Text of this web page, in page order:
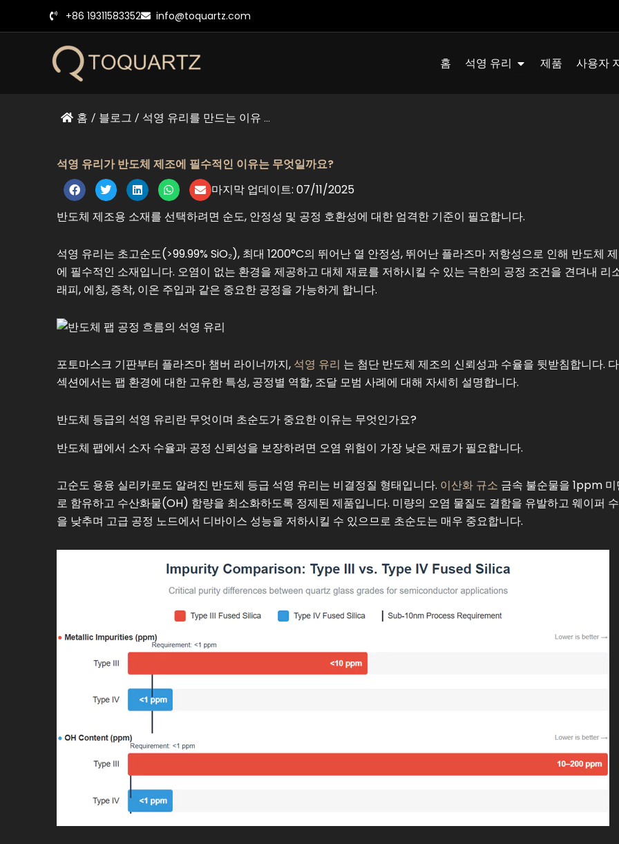
+86 19311583352 info@toquartz.com
홈 석영 유리 Quartz Glass 열기
제품 사용자
홈 / 블로그 / 석영 유리를 만드는 이유 ...
석영 유리가 반도체 제조에 필수적인 이유는 무엇일까요?
마지막 업데이트: 07/11/2025
반도체 제조용 소재를 선택하려면 순도, 안정성 및 공정 호환성에 대한 엄격한 기준이 필요합니다.
석영 유리는 초고순도(>99.99% SiO₂), 최대 1200°C의 뛰어난 열 안정성, 뛰어난 플라즈마 저항성으로 인해 반도체
에 필수적인 소재입니다. 오염이 없는 환경을 제공하고 대체 재료를 저하시킬 수 있는 극한의 공정 조건을 견뎌내 리
래피, 에칭, 증착, 이온 주입과 같은 중요한 공정을 가능하게 합니다.
포토마스크 기판부터 플라즈마 챔버 라이너까지, 석영 유리 는 첨단 반도체 제조의 신뢰성과 수율을 뒷받침합니다.
섹션에서는 팹 환경에 대한 고유한 특성, 공정별 역할, 조달 모범 사례에 대해 자세히 설명합니다.
반도체 등급의 석영 유리란 무엇이며 초순도가 중요한 이유는 무엇인가요?
반도체 팹에서 소자 수율과 공정 신뢰성을 보장하려면 오염 위험이 가장 낮은 재료가 필요합니다.
고순도 용융 실리카로도 알려진 반도체 등급 석영 유리는 비결정질 형태입니다. 이산화 규소 금속 불순물을 1ppm
로 함유하고 수산화물(OH) 함량을 최소화하도록 정제된 제품입니다. 미량의 오염 물질도 결함을 유발하고 웨이퍼
을 낮추며 고급 공정 노드에서 디바이스 성능을 저하시킬 수 있으므로 초순도는 매우 중요합니다.